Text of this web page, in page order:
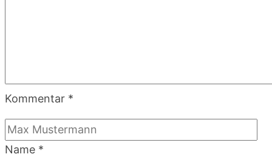
Kommentar *
Name *